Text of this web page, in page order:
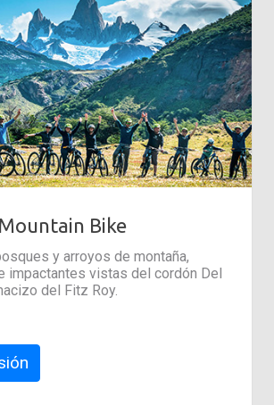
Bike
y arroyos de montaña,
impactantes vistas del cordón Del
del Fitz Roy.